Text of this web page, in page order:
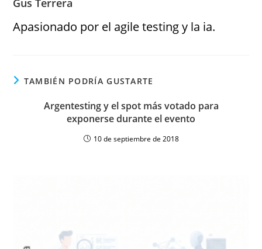
Apasionado por el agile testing y la ia.
TAMBIÉN PODRÍA GUSTARTE
Argentesting y el spot más votado para
exponerse durante el evento
10 de septiembre de 2018